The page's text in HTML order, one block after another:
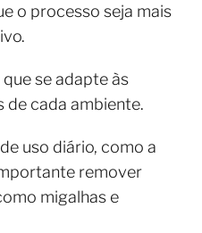
o processo seja mais
se adapte às
de cada ambiente.
uso diário, como a
remover
migalhas e